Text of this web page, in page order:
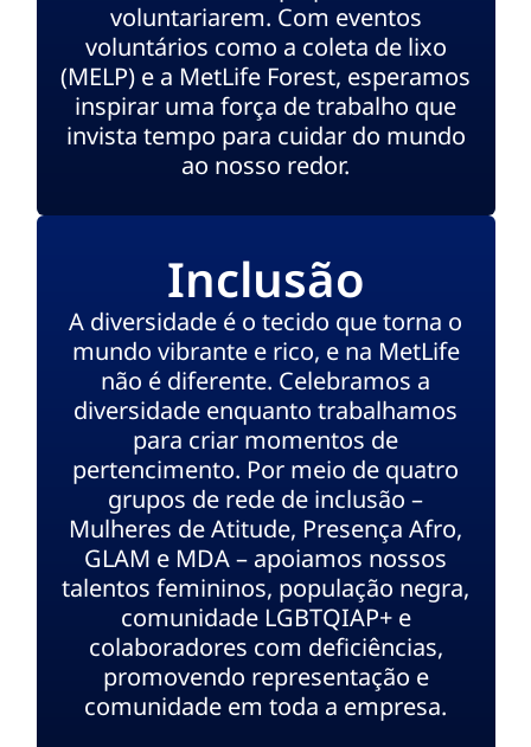
voluntariarem. Com eventos
voluntários como a coleta de lixo
(MELP) e a MetLife Forest, esperamos
inspirar uma força de trabalho que
invista tempo para cuidar do mundo
ao nosso redor.
Inclusão
A diversidade é o tecido que torna o
mundo vibrante e rico, e na MetLife
não é diferente. Celebramos a
diversidade enquanto trabalhamos
para criar momentos de
pertencimento. Por meio de quatro
grupos de rede de inclusão –
Mulheres de Atitude, Presença Afro,
GLAM e MDA – apoiamos nossos
talentos femininos, população negra,
comunidade LGBTQIAP+ e
colaboradores com deficiências,
promovendo representação e
comunidade em toda a empresa.